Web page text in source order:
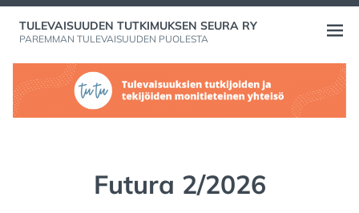
Skip
TULEVAISUUDEN TUTKIMUKSEN SEURA RY
PAREMMAN TULEVAISUUDEN PUOLESTA
Open
Futura 2/2026